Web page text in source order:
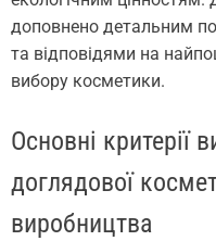
доповнено детальним
та відповідями на
вибору косметики.
Основні критерії
доглядової
виробництва